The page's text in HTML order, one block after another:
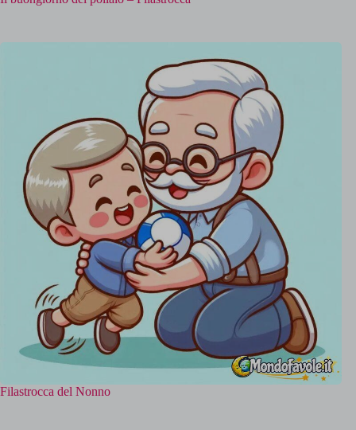
Filastrocca del Nonno